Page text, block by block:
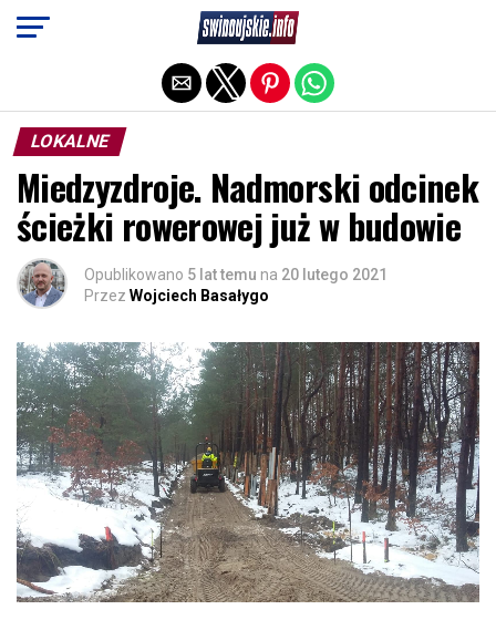
LOKALNE
Miedzyzdroje. Nadmorski odcinek
ścieżki rowerowej już w budowie
Opublikowano 5 lat temu na 20 lutego 2021
Przez Wojciech Basałygo
Exit mobile version